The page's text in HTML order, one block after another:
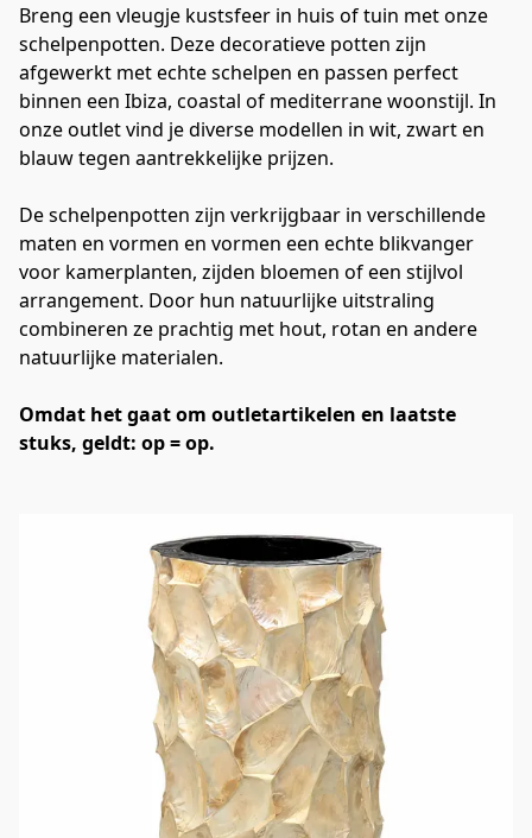
Breng een vleugje kustsfeer in huis of tuin met onze
schelpenpotten. Deze decoratieve potten zijn
afgewerkt met echte schelpen en passen perfect
binnen een Ibiza, coastal of mediterrane woonstijl. In
onze outlet vind je diverse modellen in wit, zwart en
blauw tegen aantrekkelijke prijzen.
De schelpenpotten zijn verkrijgbaar in verschillende
maten en vormen en vormen een echte blikvanger
voor kamerplanten, zijden bloemen of een stijlvol
arrangement. Door hun natuurlijke uitstraling
combineren ze prachtig met hout, rotan en andere
natuurlijke materialen.
Omdat het gaat om outletartikelen en laatste
stuks, geldt: op = op.